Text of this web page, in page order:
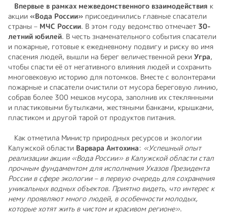
Впервые в рамках межведомственного взаимодействия к
акции «Вода России» присоединились главные спасатели
страны – МЧС России. В этом году ведомство отмечает 30-
летний юбилей. В честь знаменательного события спасатели
и пожарные, готовые к ежедневному подвигу и риску во имя
спасения людей, вышли на берег величественной реки Угра,
чтобы спасти её от негативного влияния людей и сохранить
многовековую историю для потомков. Вместе с волонтерами
пожарные и спасатели очистили от мусора береговую линию,
собрав более 300 мешков мусора, заполнив их стеклянными
и пластиковыми бутылками, жестяными банками, крышками,
пластиком и другой тарой от продуктов питания.
Как отметила Министр природных ресурсов и экологии
Калужской области Варвара Антохина: «Успешный опыт
реализации акции «Вода России» в Калужской области стал
прочным фундаментом для исполнения Указов Президента
России в сфере экологии – в первую очередь для сохранения
уникальных водных объектов. Приятно видеть, что интерес к
нему проявляют много людей, в особенности молодых,
которые хотят жить в чистом и красивом регионе».